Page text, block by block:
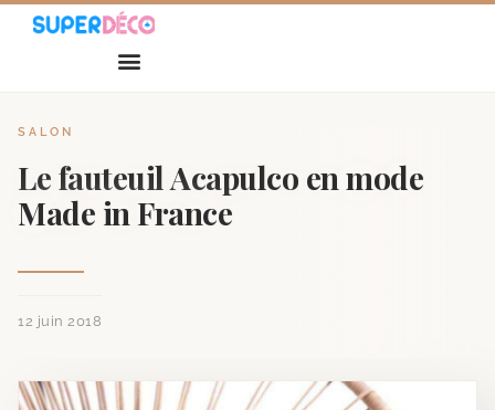
SALON
Le fauteuil Acapulco en mode
Made in France
12 juin 2018